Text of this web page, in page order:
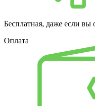
Бесплатная, даже если вы
Оплата